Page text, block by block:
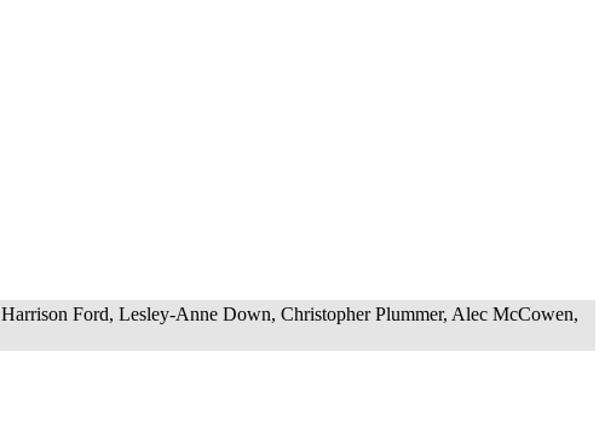
Harrison Ford, Lesley-Anne Down, Christopher Plummer, Alec McCowen,